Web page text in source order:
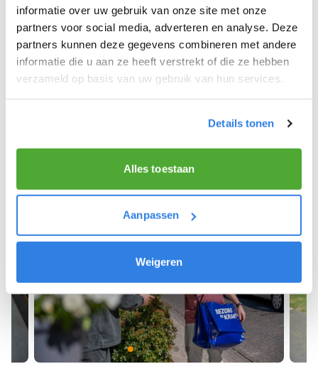
informatie over uw gebruik van onze site met onze
partners voor social media, adverteren en analyse. Deze
partners kunnen deze gegevens combineren met andere
informatie die u aan ze heeft verstrekt of die ze hebben
verzameld op basis van uw gebruik van hun services.
Details tonen
Alles toestaan
Aanpassen
Weigeren
We hope you can get started soon and wish you
the best of luck! 🚴‍♂️💨